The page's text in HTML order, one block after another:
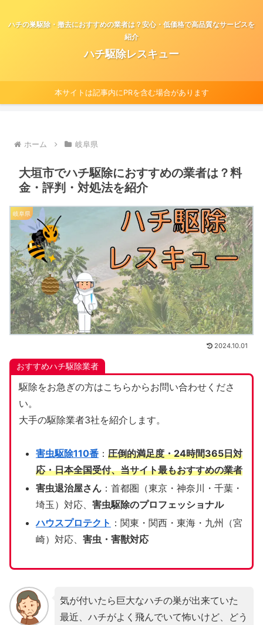
ハチの巣駆除・撤去におすすめの業者は？安心・低価格で高品質なサービスを
紹介
ハチ駆除レスキュー
本サイトは記事内にPRを含む場合があります
ホーム 岐阜県
大垣市でハチ駆除におすすめの業者は？料
金・評判・対処法を紹介
岐阜県
2024.10.01
おすすめハチ駆除業者
駆除をお急ぎの方はこちらからお問い合わせくださ
い。
大手の駆除業者3社を紹介します。
害虫駆除110番： 圧倒的満足度・24時間365日対
応・日本全国受付、当サイト最もおすすめの業者
害虫退治屋さん：首都圏（東京・神奈川・千葉・
埼玉）対応、 害虫駆除のプロフェッショナル
ハウスプロテクト ：関東・関西・東海・九州（宮
崎）対応、 害虫・害獣対応
気が付いたら巨大なハチの巣が出来ていた
最近、ハチがよく飛んでいて怖いけど、どう